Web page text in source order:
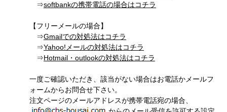
⇒softbankの携帯電話の場合はコチラ
【フリーメールの場合】
⇒Gmailでの対処法はコチラ
⇒Yahoo!メールの対処法はコチラ
⇒Hotmail・outlookの対処法はコチラ
一度ご確認いただき、該当がない場合はお電話かメールフ
ォームからお問合せ下さい。
注文ページのメールアドレスが携帯電話宛の場合、